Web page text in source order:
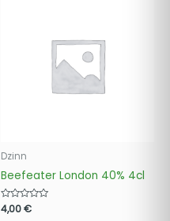
Dzinn
Beefeater London 40% 4cl
Hinnanguga
0
4,00€